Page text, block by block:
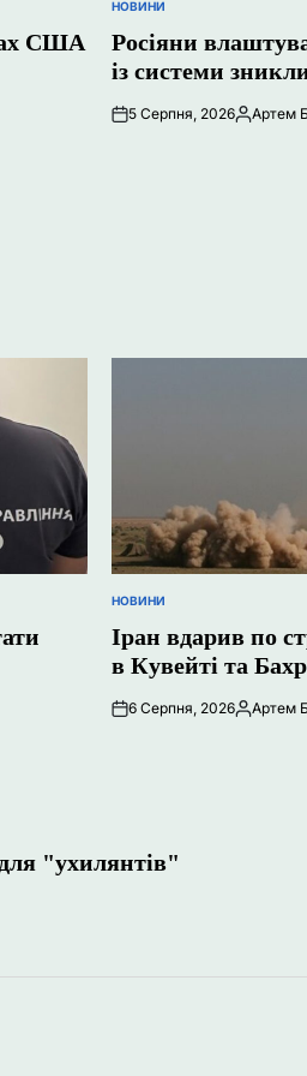
США
ОПУБЛІКУВАТИ
У
НОВИНИ
Росіяни
із системи
5 Серпня, 2026 Артем
ОПУБЛІКУВАТИ
У
НОВИНИ
Іран вдарив по
в Кувейті та
6 Серпня, 2026 Артем
"ухилянтів"